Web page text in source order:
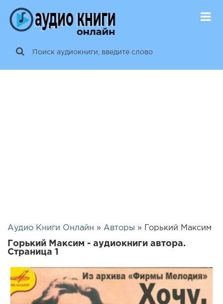
Аудио Книги Онлайн » Авторы » Горький Максим
Горький Максим - аудиокниги автора.
Страница 1